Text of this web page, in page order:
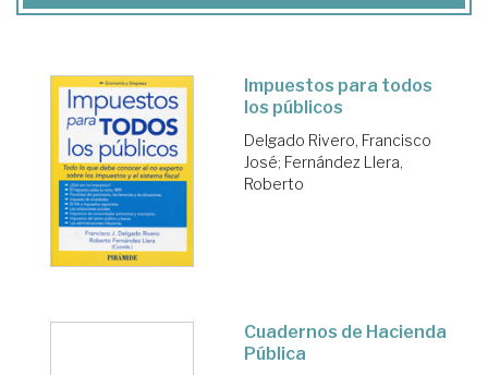
Impuestos para todos
los públicos
Delgado Rivero, Francisco
José; Fernández Llera,
Roberto
Cuadernos de Hacienda
Pública